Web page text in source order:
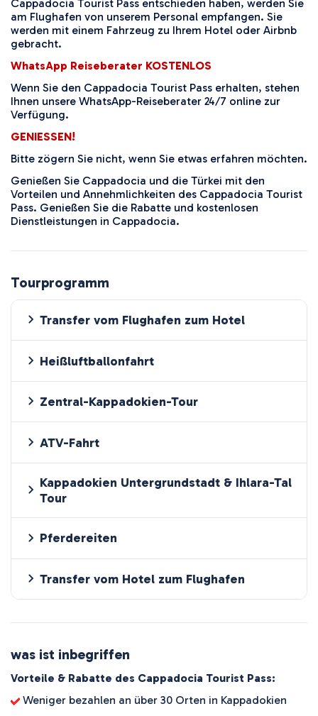
Cappadocia Tourist Pass entschieden haben, werden Sie
am Flughafen von unserem Personal empfangen. Sie
werden mit einem Fahrzeug zu Ihrem Hotel oder Airbnb
gebracht.
WhatsApp Reiseberater KOSTENLOS
Wenn Sie den Cappadocia Tourist Pass erhalten, stehen
Ihnen unsere WhatsApp-Reiseberater 24/7 online zur
Verfügung.
GENIESSEN!
Bitte zögern Sie nicht, wenn Sie etwas erfahren möchten.
Genießen Sie Cappadocia und die Türkei mit den
Vorteilen und Annehmlichkeiten des Cappadocia Tourist
Pass. Genießen Sie die Rabatte und kostenlosen
Dienstleistungen in Cappadocia.
Tourprogramm
Transfer vom Flughafen zum Hotel
Heißluftballonfahrt
Zentral-Kappadokien-Tour
ATV-Fahrt
Kappadokien Untergrundstadt & Ihlara-Tal
Tour
Pferdereiten
Transfer vom Hotel zum Flughafen
was ist inbegriffen
Vorteile & Rabatte des Cappadocia Tourist Pass:
Weniger bezahlen an über 30 Orten in Kappadokien